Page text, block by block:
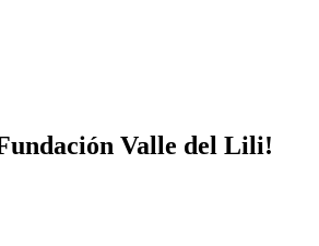
Valle del Lili!